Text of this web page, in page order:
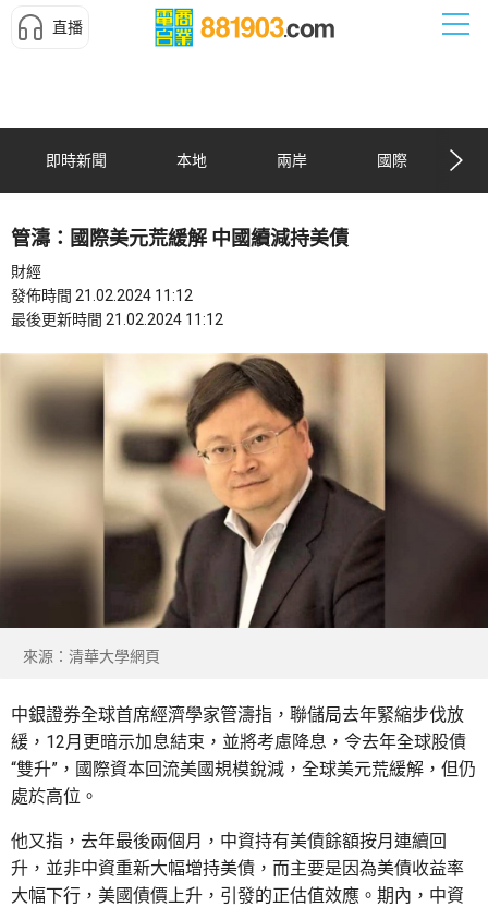
直播
即時新聞 本地 兩岸 國際
管濤：國際美元荒緩解 中國續減持美債
財經
發佈時間 21.02.2024 11:12
最後更新時間 21.02.2024 11:12
來源：清華大學網頁
中銀證券全球首席經濟學家管濤指，聯儲局去年緊縮步伐放
緩，12月更暗示加息結束，並將考慮降息，令去年全球股債
“雙升”，國際資本回流美國規模銳減，全球美元荒緩解，但仍
處於高位。
他又指，去年最後兩個月，中資持有美債餘額按月連續回
升，並非中資重新大幅增持美債，而主要是因為美債收益率
大幅下行，美國債價上升，引發的正估值效應。期內，中資